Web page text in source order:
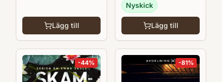
Lägg till
Nyskick
Lägg till
-44% -81%